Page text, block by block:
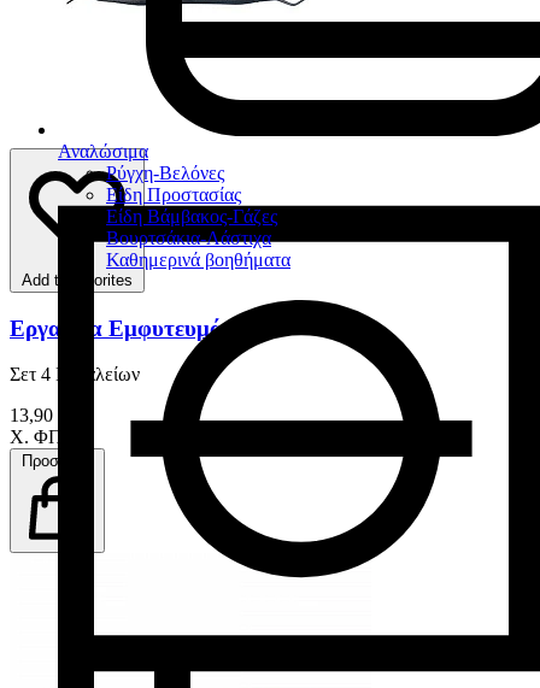
Αναλώσιμα
Ρύγχη-Βελόνες
Είδη Προστασίας
Είδη Βάμβακος-Γάζες
Βουρτσάκια-Λάστιχα
Καθημερινά βοηθήματα
Add to favorites
Εργαλεία Εμφυτευμάτων
Σετ 4 Εργαλείων
13,90 €
Χ. ΦΠΑ
Προσθήκη